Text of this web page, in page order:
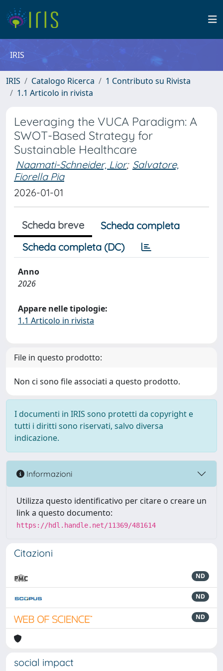
IRIS
IRIS Catalogo Ricerca
1 Contributo su Rivista
1.1 Articolo in rivista
Leveraging the VUCA Paradigm: A
SWOT-Based Strategy for
Sustainable Healthcare
Naamati-Schneider, Lior; Salvatore,
Fiorella Pia
2026-01-01
Scheda breve
Scheda completa
Scheda completa (DC)
Anno
2026
Appare nelle tipologie:
1.1 Articolo in rivista
File in questo prodotto:
Non ci sono file associati a questo prodotto.
I documenti in IRIS sono protetti da copyright e
tutti i diritti sono riservati, salvo diversa
indicazione.
Informazioni
Utilizza questo identificativo per citare o creare un
link a questo documento:
https://hdl.handle.net/11369/481614
Citazioni
ND
ND
ND
social impact